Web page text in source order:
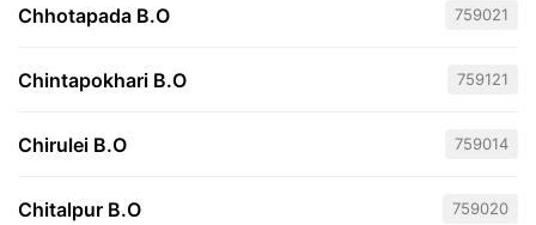
Chhotapada B.O 759021
Chintapokhari B.O 759121
Chirulei B.O 759014
Chitalpur B.O 759020